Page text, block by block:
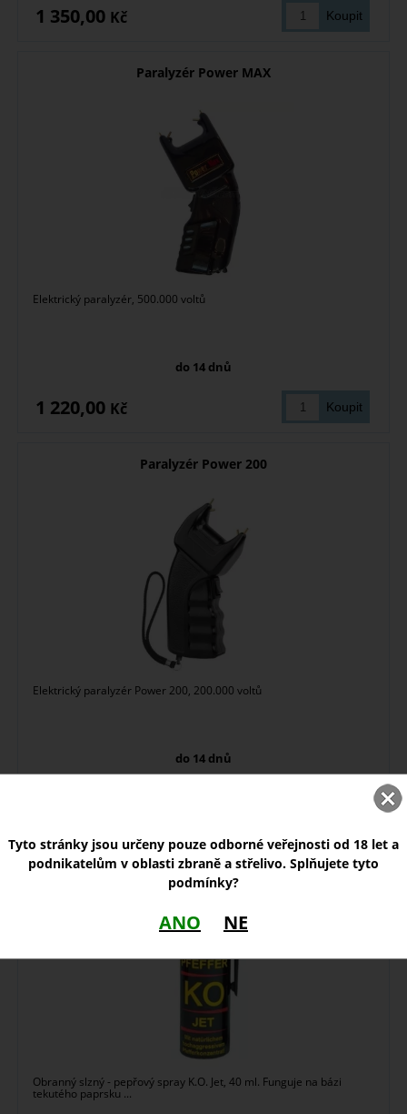
1 350,00 Kč
Paralyzér Power MAX
Elektrický paralyzér, 500.000 voltů
do 14 dnů
1 220,00 Kč
Paralyzér Power 200
Elektrický paralyzér Power 200, 200.000 voltů
do 14 dnů
Slzný sprej KO Jet 40 ml
Obranný slzný - pepřový spray K.O. Jet, 40 ml. Funguje na bázi
tekutého paprsku ...
Tyto stránky jsou určeny pouze odborné veřejnosti od 18 let a
podnikatelům v oblasti zbraně a střelivo. Splňujete tyto
podmínky?
ANO NE